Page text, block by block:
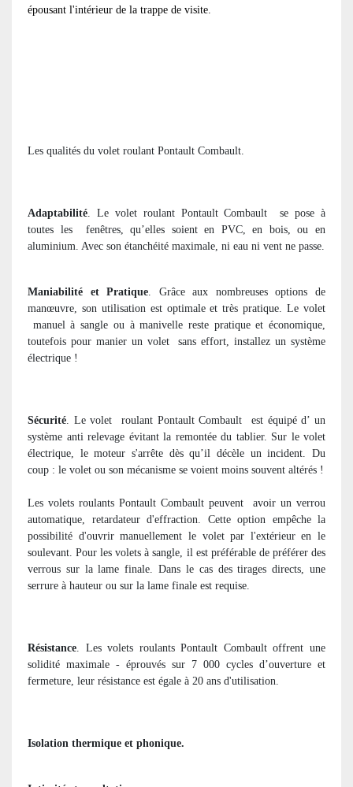
épousant l'intérieur de la trappe de visite.
Les qualités du volet roulant Pontault Combault.
Adaptabilité . Le volet roulant Pontault Combault
se pose à
toutes les
fenêtres, qu’elles soient en PVC, en bois, ou en
aluminium. Avec son étanchéité maximale, ni eau ni vent ne passe.
Maniabilité et Pratique . Grâce aux nombreuses options de
manœuvre, son utilisation est optimale et très pratique. Le volet
manuel à sangle ou à manivelle reste pratique et économique,
toutefois pour manier un volet
sans effort, installez un système
électrique !
Sécurité . Le volet roulant Pontault Combault
est équipé d’ un
système anti relevage évitant la remontée du tablier. Sur le volet
électrique, le moteur s'arrête dès qu’il décèle un incident. Du
coup : le volet ou son mécanisme se voient moins souvent altérés !
Les volets roulants Pontault Combault peuvent
avoir un verrou
automatique, retardateur d'effraction. Cette option empêche la
possibilité d'ouvrir manuellement le volet par l'extérieur en le
soulevant. Pour les volets à sangle, il est préférable de préférer des
verrous sur la lame finale. Dans le cas des tirages directs, une
serrure à hauteur ou sur la lame finale est requise.
Résistance . Les volets roulants Pontault Combault offrent une
solidité maximale - éprouvés sur 7 000 cycles d’ouverture et
fermeture, leur résistance est égale à 20 ans d'utilisation.
Isolation thermique et phonique.